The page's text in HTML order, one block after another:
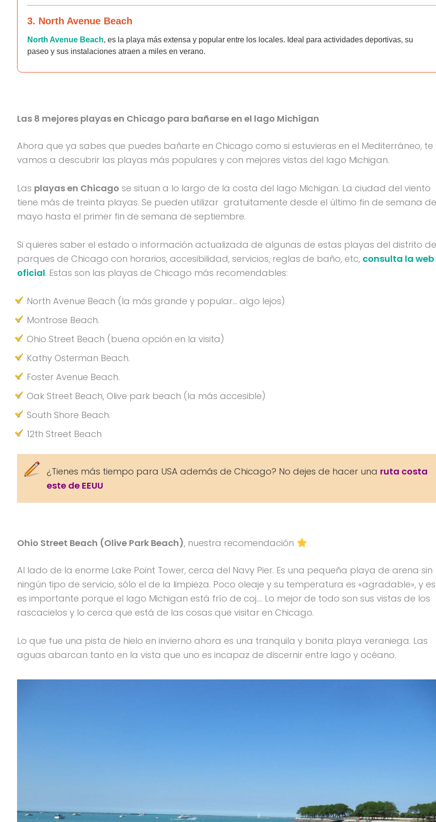
3. North Avenue Beach
North Avenue Beach, es la playa más extensa y popular entre los locales. Ideal para actividades deportivas, su
paseo y sus instalaciones atraen a miles en verano.
Las 8 mejores playas en Chicago para bañarse en el lago Michigan
Ahora que ya sabes que puedes bañarte en Chicago como si estuvieras en el Mediterráneo, te
vamos a descubrir las playas más populares y con mejores vistas del lago Michigan.
Las playas en Chicago se situan a lo largo de la costa del lago Michigan. La ciudad del viento
tiene más de treinta playas. Se pueden utilizar gratuitamente desde el último fin de semana de
mayo hasta el primer fin de semana de septiembre.
Si quieres saber el estado o información actualizada de algunas de estas playas del distrito de
parques de Chicago con horarios, accesibilidad, servicios, reglas de baño, etc, consulta la web
oficial. Estas son las playas de Chicago más recomendables:
North Avenue Beach (la más grande y popular… algo lejos)
Montrose Beach.
Ohio Street Beach (buena opción en la visita)
Kathy Osterman Beach.
Foster Avenue Beach.
Oak Street Beach, Olive park beach (la más accesible)
South Shore Beach.
12th Street Beach
¿Tienes más tiempo para USA además de Chicago? No dejes de hacer una ruta costa
este de EEUU
Ohio Street Beach (Olive Park Beach), nuestra recomendación
Al lado de la enorme Lake Point Tower, cerca del Navy Pier. Es una pequeña playa de arena sin
ningún tipo de servicio, sólo el de la limpieza. Poco oleaje y su temperatura es «agradable», y
es importante porque el lago Michigan está frío de coj…. Lo mejor de todo son sus vistas de los
rascacielos y lo cerca que está de las cosas que visitar en Chicago.
Lo que fue una pista de hielo en invierno ahora es una tranquila y bonita playa veraniega. Las
aguas abarcan tanto en la vista que uno es incapaz de discernir entre lago y océano.